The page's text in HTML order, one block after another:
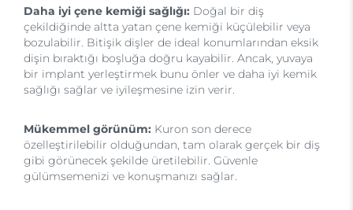
Daha iyi çene kemiği sağlığı: Doğal bir diş
çekildiğinde altta yatan çene kemiği küçülebilir veya
bozulabilir. Bitişik dişler de ideal konumlarından eksik
dişin bıraktığı boşluğa doğru kayabilir. Ancak, yuvaya
bir implant yerleştirmek bunu önler ve daha iyi kemik
sağlığı sağlar ve iyileşmesine izin verir.
Mükemmel görünüm: Kuron son derece
özelleştirilebilir olduğundan, tam olarak gerçek bir diş
gibi görünecek şekilde üretilebilir. Güvenle
gülümsemenizi ve konuşmanızı sağlar.